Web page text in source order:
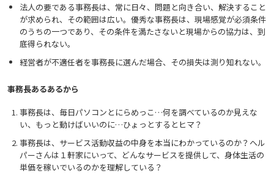
法人の要である事務長は、常に日々、問題と向き合い、解決すること
が求められ、その範囲は広い。優秀な事務長は、現場感覚が必須条件
のうちの一つであり、その条件を満たさないと現場からの協力は、到
底得られない。
経営者が不適任者を事務長に選んだ場合、その損失は測り知れない。
事務長あるあるから
事務長は、毎日パソコンとにらめっこ…何を調べているのか見えな
い、もっと動けばいいのに…ひょっとするとヒマ？
事務長は、サービス活動収益の中身を本当にわかっているのか？ヘル
パーさんは１軒家にいって、どんなサービスを提供して、身体生活の
単価を稼いでいるのかを理解している？